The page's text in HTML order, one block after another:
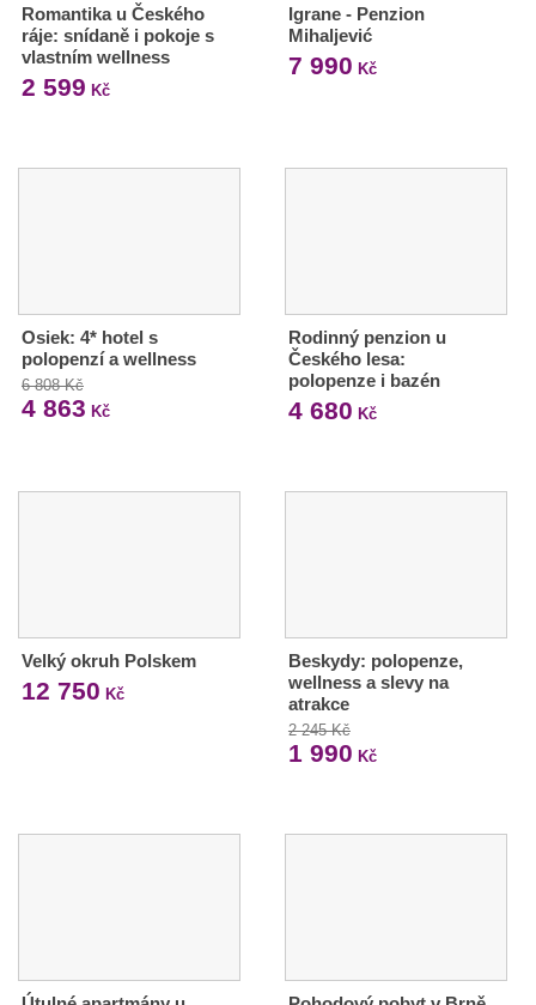
Romantika u Českého
ráje: snídaně i pokoje s
vlastním wellness
2 599 Kč
Igrane - Penzion
Mihaljević
7 990 Kč
Osiek: 4* hotel s
polopenzí a wellness
6 808 Kč
4 863 Kč
Rodinný penzion u
Českého lesa:
polopenze i bazén
4 680 Kč
Velký okruh Polskem
12 750 Kč
Beskydy: polopenze,
wellness a slevy na
atrakce
2 245 Kč
1 990 Kč